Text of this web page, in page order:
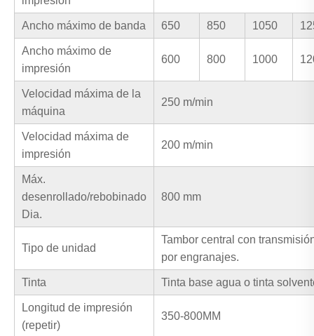
Ancho máximo de banda 650 850 1050
Ancho máximo de
impresión
600 800 1000
Velocidad máxima de la
máquina
250 m/min
Velocidad máxima de
impresión
200 m/min
Máx.
desenrollado/rebobinado
Dia.
800 mm
Tipo de unidad
Tambor central con
por engranajes.
Tinta Tinta base agua o tinta
Longitud de impresión
(repetir)
350-800MM